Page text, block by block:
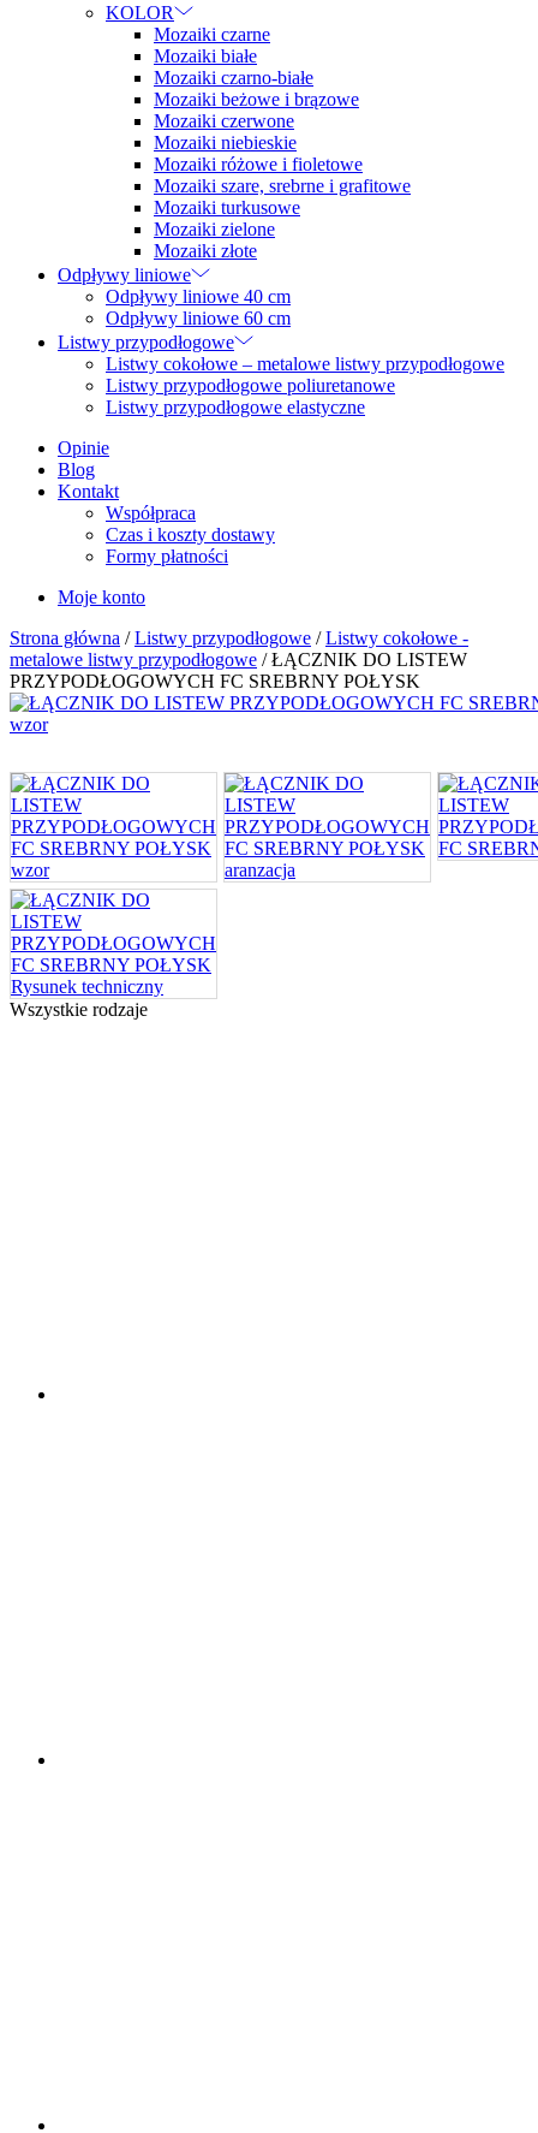
KOLOR
Mozaiki czarne
Mozaiki białe
Mozaiki czarno-białe
Mozaiki beżowe i brązowe
Mozaiki czerwone
Mozaiki niebieskie
Mozaiki różowe i fioletowe
Mozaiki szare, srebrne i grafitowe
Mozaiki turkusowe
Mozaiki zielone
Mozaiki złote
Odpływy liniowe
Odpływy liniowe 40 cm
Odpływy liniowe 60 cm
Listwy przypodłogowe
Listwy cokołowe – metalowe listwy przypodłogowe
Listwy przypodłogowe poliuretanowe
Listwy przypodłogowe elastyczne
Opinie
Blog
Kontakt
Współpraca
Czas i koszty dostawy
Formy płatności
Moje konto
Strona główna /Listwy przypodłogowe /Listwy cokołowe -
metalowe listwy przypodłogowe / ŁĄCZNIK DO LISTEW
PRZYPODŁOGOWYCH FC SREBRNY POŁYSK
Wszystkie rodzaje